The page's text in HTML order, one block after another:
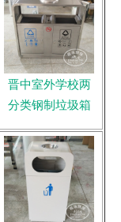
晋中室外学校两
分类钢制垃圾箱